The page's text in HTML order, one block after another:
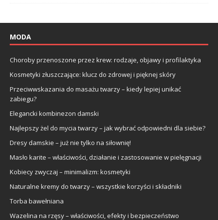
MODA
Choroby przenoszone przez krew: rodzaje, objawy i profilaktyka
Kosmetyki złuszczające: klucz do zdrowej i pięknej skóry
Przeciwwskazania do masażu twarzy – kiedy lepiej unikać
zabiegu?
Elegancki kombinezon damski
Najlepszy żel do mycia twarzy – jak wybrać odpowiedni dla siebie?
Dresy damskie – już nie tylko na siłownię!
Masło karite – właściwości, działanie i zastosowanie w pielęgnacji
Kobiecy zwyczaj – minimalizm: kosmetyki
Naturalne kremy do twarzy – wszystkie korzyści i składniki
Torba bawełniana
Wazelina na rzęsy – właściwości, efekty i bezpieczeństwo